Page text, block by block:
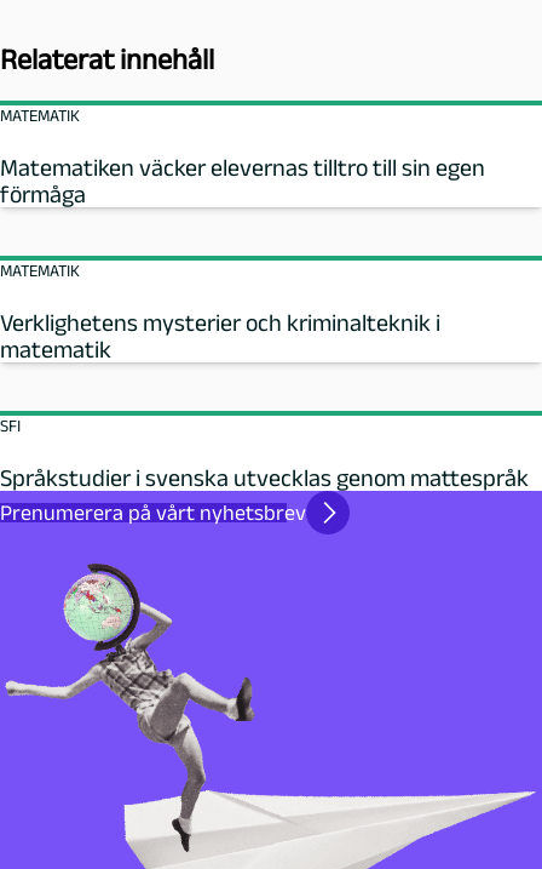
Relaterat innehåll
MATEMATIK
Matematiken väcker elevernas tilltro till sin egen
förmåga
MATEMATIK
Verklighetens mysterier och kriminalteknik i
matematik
SFI
Språkstudier i svenska utvecklas genom mattespråk
Prenumerera på vårt nyhetsbrev